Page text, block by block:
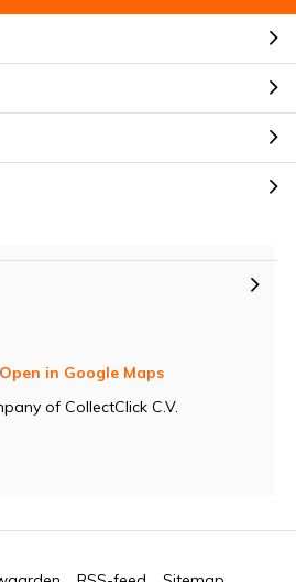
Open in Google Maps
of CollectClick C.V.